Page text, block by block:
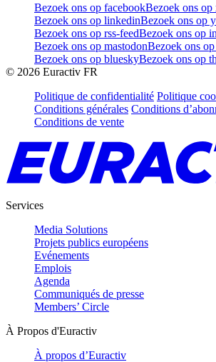
Bezoek ons op facebookBezoek ons op
Bezoek ons op linkedinBezoek ons op
Bezoek ons op rss-feedBezoek ons op
Bezoek ons op mastodonBezoek ons
Bezoek ons op blueskyBezoek ons op
© 2026 Euractiv FR
Politique de confidentialité Politique
Conditions générales Conditions
Conditions de vente
Services
Media Solutions
Projets publics européens
Evénements
Emplois
Agenda
Communiqués de presse
Members’ Circle
À Propos d'Euractiv
À propos d’Euractiv